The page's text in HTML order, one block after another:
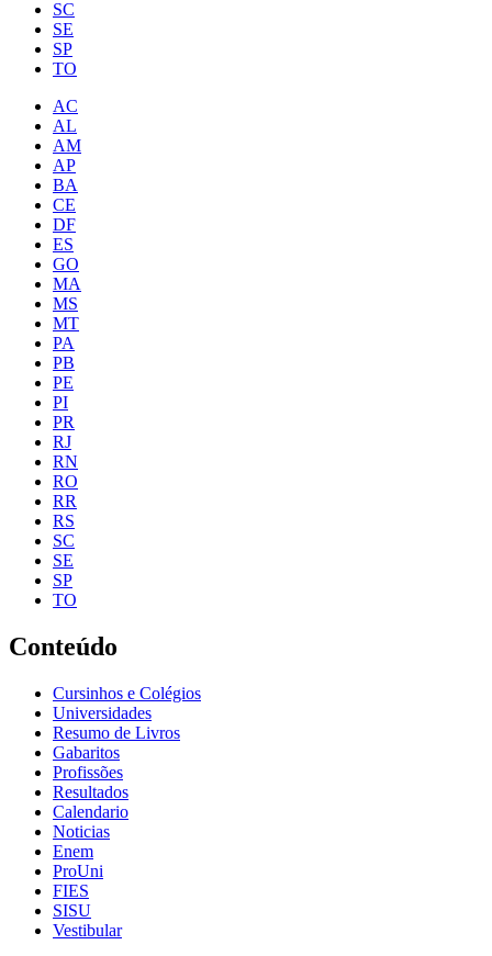
SC
SE
SP
TO
AC
AL
AM
AP
BA
CE
DF
ES
GO
MA
MS
MT
PA
PB
PE
PI
PR
RJ
RN
RO
RR
RS
SC
SE
SP
TO
Conteúdo
Cursinhos e Colégios
Universidades
Resumo de Livros
Gabaritos
Profissões
Resultados
Calendario
Noticias
Enem
ProUni
FIES
SISU
Vestibular